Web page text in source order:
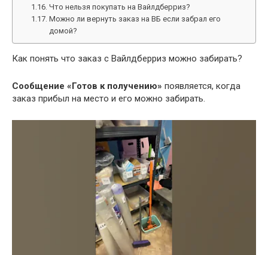
Что нельзя покупать на Вайлдберриз?
Можно ли вернуть заказ на ВБ если забрал его
домой?
Как понять что заказ с Вайлдберриз можно забирать?
Сообщение «Готов к получению» появляется, когда
заказ прибыл на место и его можно забирать.